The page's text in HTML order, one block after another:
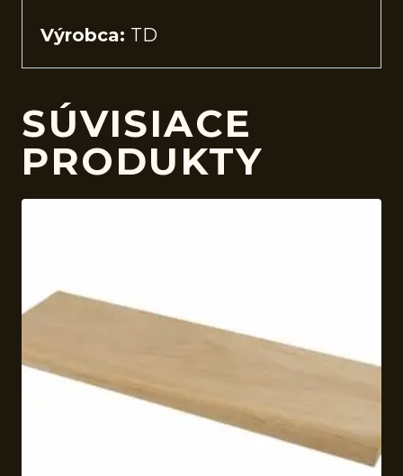
Výrobca: TD
SÚVISIACE
PRODUKTY